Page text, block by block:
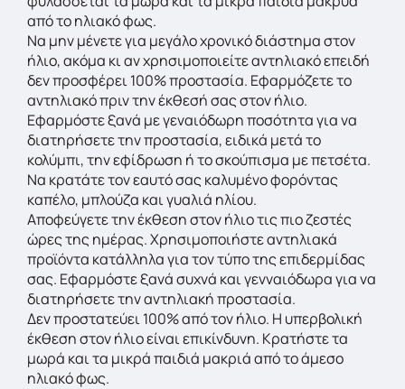
από το ηλιακό φως.
Να μην μένετε για μεγάλο χρονικό διάστημα στον
ήλιο, ακόμα κι αν χρησιμοποιείτε αντηλιακό επειδή
δεν προσφέρει 100% προστασία. Εφαρμόζετε το
αντηλιακό πριν την έκθεσή σας στον ήλιο.
Εφαρμόστε ξανά με γεναιόδωρη ποσότητα για να
διατηρήσετε την προστασία, ειδικά μετά το
κολύμπι, την εφίδρωση ή το σκούπισμα με πετσέτα.
Να κρατάτε τον εαυτό σας καλυμένο φορόντας
καπέλο, μπλούζα και γυαλιά ηλίου.
Αποφεύγετε την έκθεση στον ήλιο τις πιο ζεστές
ώρες της ημέρας. Χρησιμοποιήστε αντηλιακά
προϊόντα κατάλληλα για τον τύπο της επιδερμίδας
σας. Εφαρμόστε ξανά συχνά και γενναιόδωρα για να
διατηρήσετε την αντηλιακή προστασία.
Δεν προστατεύει 100% από τον ήλιο. Η υπερβολική
έκθεση στον ήλιο είναι επικίνδυνη. Κρατήστε τα
μωρά και τα μικρά παιδιά μακριά από το άμεσο
ηλιακό φως.